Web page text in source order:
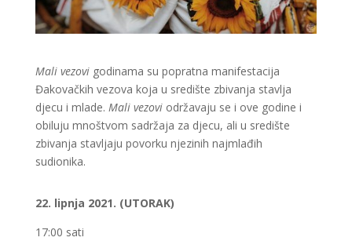
Mali vezovigodinama su popratna manifestacija
Đakovačkih vezova koja u središte zbivanja stavlja
djecu i mlade. Mali vezoviodržavaju se i ove godine i
obiluju mnoštvom sadržaja za djecu, ali u središte
zbivanja stavljaju povorku njezinih najmlađih
sudionika.
22. lipnja 2021. (UTORAK)
17:00 sati